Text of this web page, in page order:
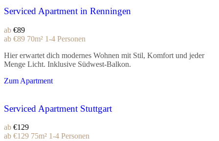
Serviced Apartment in Renningen
ab €89
ab €89 70m² 1-4 Personen
Hier erwartet dich modernes Wohnen mit Stil, Komfort und jeder
Menge Licht. Inklusive Südwest-Balkon.
Zum Apartment
Serviced Apartment Stuttgart
ab €129
ab €129 75m² 1-4 Personen